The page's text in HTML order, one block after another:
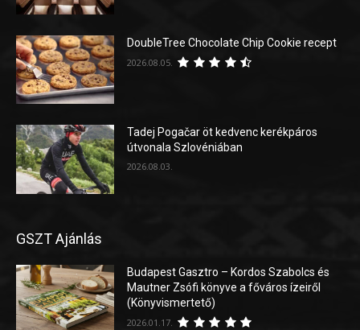
DoubleTree Chocolate Chip Cookie recept
2026.08.05.
Tadej Pogačar öt kedvenc kerékpáros
útvonala Szlovéniában
2026.08.03.
GSZT Ajánlás
Budapest Gasztro – Kordos Szabolcs és
Mautner Zsófi könyve a főváros ízeiről
(Könyvismertető)
2026.01.17.